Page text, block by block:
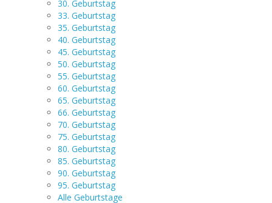
30. Geburtstag
33. Geburtstag
35. Geburtstag
40. Geburtstag
45. Geburtstag
50. Geburtstag
55. Geburtstag
60. Geburtstag
65. Geburtstag
66. Geburtstag
70. Geburtstag
75. Geburtstag
80. Geburtstag
85. Geburtstag
90. Geburtstag
95. Geburtstag
Alle Geburtstage